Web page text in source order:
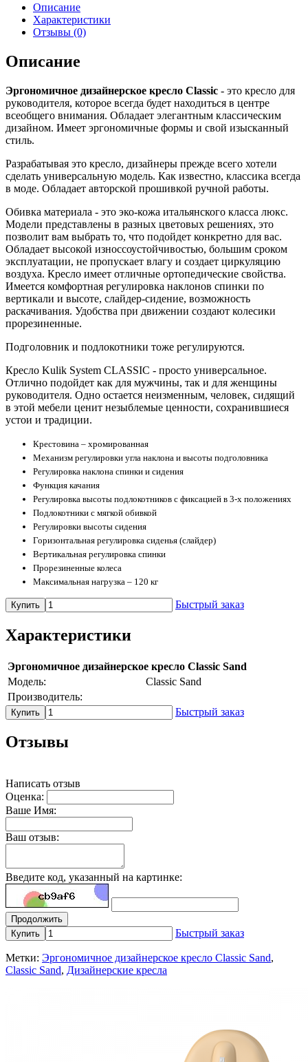
Описание
Характеристики
Отзывы (0)
Описание
Эргономичное дизайнерское кресло Classic - это кресло для
руководителя, которое всегда будет находиться в центре
всеобщего внимания. Обладает элегантным классическим
дизайном. Имеет эргономичные формы и свой изысканный
стиль.
Разрабатывая это кресло, дизайнеры прежде всего хотели
сделать универсальную модель. Как известно, классика всегда
в моде. Обладает авторской прошивкой ручной работы.
Обивка материала - это эко-кожа итальянского класса люкс.
Модели представлены в разных цветовых решениях, это
позволит вам выбрать то, что подойдет конкретно для вас.
Обладает высокой износсоустойчивостью, большим сроком
эксплуатации, не пропускает влагу и создает циркуляцию
воздуха. Кресло имеет отличные ортопедические свойства.
Имеется комфортная регулировка наклонов спинки по
вертикали и высоте, слайдер-сидение, возможность
раскачивания. Удобства при движении создают колесики
прорезиненные.
Подголовник и подлокотники тоже регулируются.
Кресло Kulik System CLASSIC - просто универсальное.
Отлично подойдет как для мужчины, так и для женщины
руководителя. Одно остается неизменным, человек, сидящий
в этой мебели ценит незыблемые ценности, сохранившиеся
устои и традиции.
Крестовина – хромированная
Механизм регулировки угла наклона и высоты подголовника
Регулировка наклона спинки и сидения
Функция качания
Регулировка высоты подлокотников с фиксацией в 3-х положениях
Подлокотники с мягкой обивкой
Регулировки высоты сидения
Горизонтальная регулировка сиденья (слайдер)
Вертикальная регулировка спинки
Прорезиненные колеса
Максимальная нагрузка – 120 кг
Купить Быстрый заказ
Характеристики
Эргономичное дизайнерское кресло Classic Sand
Модель:
Classic Sand
Производитель:
Купить Быстрый заказ
Отзывы
Написать отзыв
Оценка:
Ваше Имя:
Ваш отзыв:
Введите код, указанный на картинке:
Продолжить
Купить
Быстрый заказ
Метки: Эргономичное дизайнерское кресло Classic Sand,
Classic Sand, Дизайнерские кресла